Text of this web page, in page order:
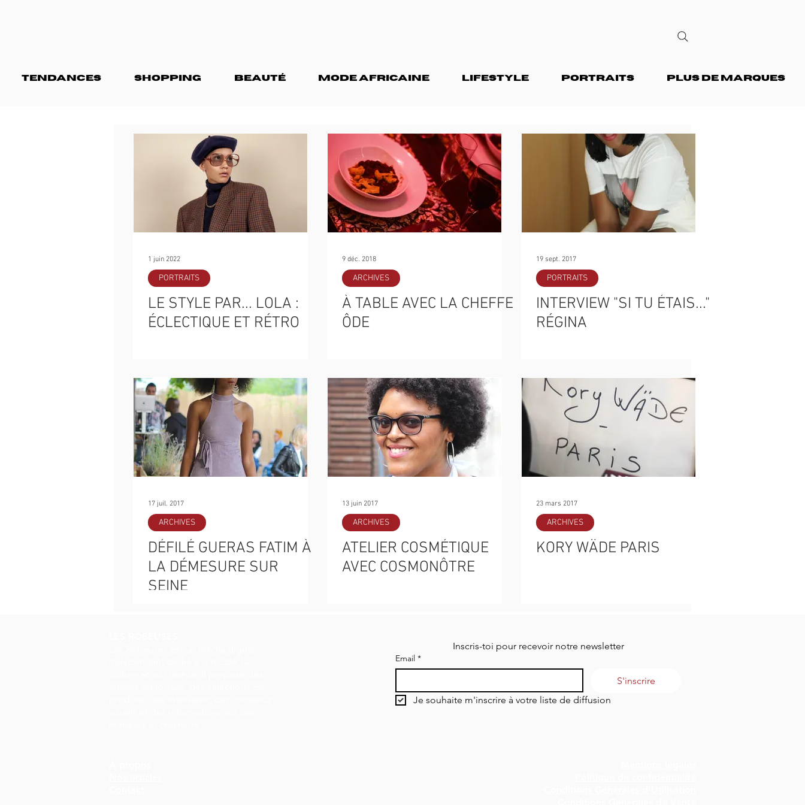
TENDANCES SHOPPING BEAUTÉ MODE AFRICAINE LIFESTYLE PORTRAITS PLUS DE MARQUES
1 juin 2022
PORTRAITS
LE STYLE PAR... LOLA :
ÉCLECTIQUE ET RÉTRO
9 déc. 2018
ARCHIVES
À TABLE AVEC LA CHEFFE
ÔDE
19 sept. 2017
PORTRAITS
INTERVIEW "SI TU ÉTAIS..."
RÉGINA
17 juil. 2017
ARCHIVES
DÉFILÉ GUERAS FATIM À
LA DÉMESURE SUR
SEINE
13 juin 2017
ARCHIVES
ATELIER COSMÉTIQUE
AVEC COSMONÔTRE
23 mars 2017
ARCHIVES
KORY WÄDE PARIS
Inscris-toi pour recevoir notre newsletter
Email *
S'inscrire
Je souhaite m'inscrire à votre liste de diffusion